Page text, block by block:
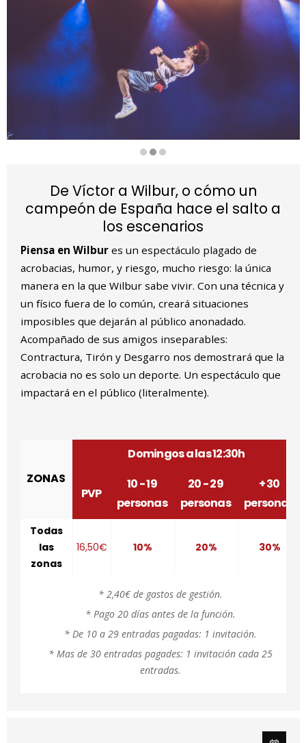
De Víctor a Wilbur, o cómo un
campeón de España hace el salto a
los escenarios
Piensa en Wilbures un espectáculo plagado de
acrobacias, humor, y riesgo, mucho riesgo: la única
manera en la que Wilbur sabe vivir. Con una técnica y
un físico fuera de lo común, creará situaciones
imposibles que dejarán al público anonadado.
Acompañado de sus amigos inseparables:
Contractura, Tirón y Desgarro nos demostrará que la
acrobacia no es solo un deporte. Un espectáculo que
impactará en el público (literalmente).
ZONAS
Domingos a las 12:30h
PVP
10 - 19
personas
20 - 29
personas
+ 30
personas
Todas
las
zonas
16,50€ 10% 20% 30%
* 2,40€ de gastos de gestión.
* Pago 20 días antes de la función.
* De 10 a 29 entradas pagadas: 1 invitación.
* Mas de 30 entradas pagades: 1 invitación cada 25
entradas.